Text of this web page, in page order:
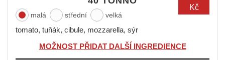
Kč
malá střední velká
tomato, tuňák, cibule, mozzarella, sýr
MOŽNOST PŘIDAT DALŠÍ INGREDIENCE